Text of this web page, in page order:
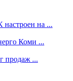
на ...
Коми ...
продаж ...